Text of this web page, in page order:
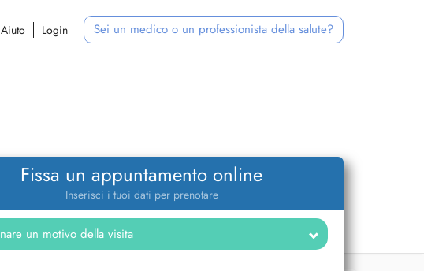
Aiuto Login Sei un medico o un professionista della salute?
Fissa un appuntamento online
Inserisci i tuoi dati per prenotare